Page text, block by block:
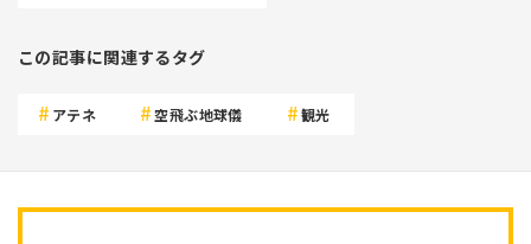
この記事に関連するタグ
アテネ 空飛ぶ地球儀 観光